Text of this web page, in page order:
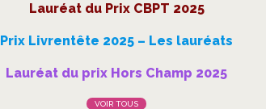
Lauréat du Prix CBPT 2025
Prix Livrentête 2025 – Les lauréats
Lauréat du prix Hors Champ 2025
VOIR TOUS